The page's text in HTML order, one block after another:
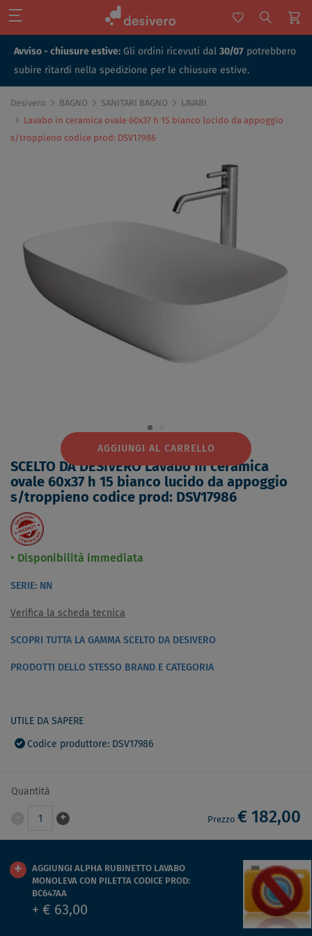
Avviso - chiusure estive: Gli ordini ricevuti dal 30/07 potrebbero
subire ritardi nella spedizione per le chiusure estive.
Desivero BAGNO SANITARI BAGNO
LAVABI
Lavabo in ceramica ovale 60x37 h 15 bianco lucido da appoggio
s/troppieno codice prod: DSV17986
AGGIUNGI AL CARRELLO
SCELTO DA DESIVERO Lavabo in ceramica
ovale 60x37 h 15 bianco lucido da appoggio
s/troppieno codice prod: DSV17986
Disponibilità immediata
SERIE: NN
Verifica la scheda tecnica
SCOPRI TUTTA LA GAMMA SCELTO DA DESIVERO
PRODOTTI DELLO STESSO BRAND E CATEGORIA
UTILE DA SAPERE
Codice produttore: DSV17986
Quantità
1 + Prezzo € 182,00
AGGIUNGI ALPHA RUBINETTO LAVABO
MONOLEVA CON PILETTA CODICE PROD:
BC647AA
+ € 63,00